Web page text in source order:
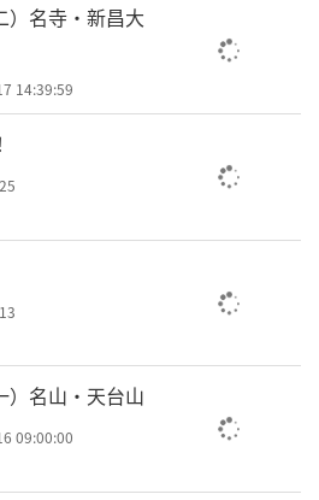
）名寺·新昌大
14:39:59
）名山·天台山
09:00:00